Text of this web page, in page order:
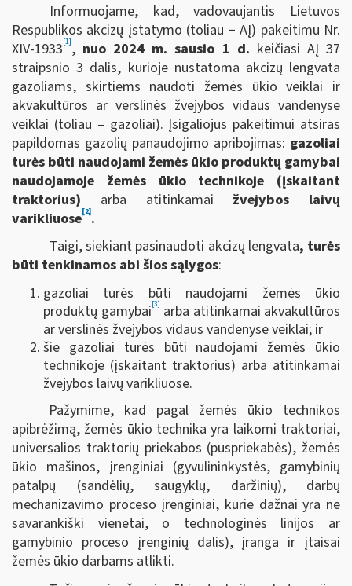
Informuojame, kad, vadovaujantis Lietuvos
Respublikos akcizų įstatymo (toliau − AĮ) pakeitimu Nr.
XIV-1933[1], nuo 2024 m. sausio 1 d. keičiasi AĮ 37
straipsnio 3 dalis, kurioje nustatoma akcizų lengvata
gazoliams, skirtiems naudoti žemės ūkio veiklai ir
akvakultūros ar verslinės žvejybos vidaus vandenyse
veiklai (toliau – gazoliai). Įsigaliojus pakeitimui atsiras
papildomas gazolių panaudojimo apribojimas: gazoliai
turės būti naudojami žemės ūkio produktų gamybai
naudojamoje žemės ūkio technikoje (įskaitant
traktorius) arba atitinkamai žvejybos laivų
varikliuose[2].
Taigi, siekiant pasinaudoti akcizų lengvata, turės
būti tenkinamos abi šios sąlygos:
gazoliai turės būti naudojami žemės ūkio
produktų gamybai[3] arba atitinkamai akvakultūros
ar verslinės žvejybos vidaus vandenyse veiklai; ir
šie gazoliai turės būti naudojami žemės ūkio
technikoje (įskaitant traktorius) arba atitinkamai
žvejybos laivų varikliuose.
Pažymime, kad pagal žemės ūkio technikos
apibrėžimą, žemės ūkio technika yra laikomi traktoriai,
universalios traktorių priekabos (puspriekabės), žemės
ūkio mašinos, įrenginiai (gyvulininkystės, gamybinių
patalpų (sandėlių, saugyklų, daržinių), darbų
mechanizavimo proceso įrenginiai, kurie dažnai yra ne
savarankiški vienetai, o technologinės linijos ar
gamybinio proceso įrenginių dalis), įranga ir įtaisai
žemės ūkio darbams atlikti.